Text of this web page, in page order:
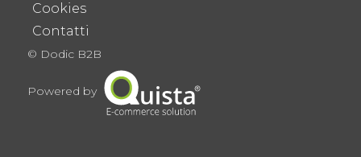
Cookies
Contatti
© Dodic B2B
Powered by